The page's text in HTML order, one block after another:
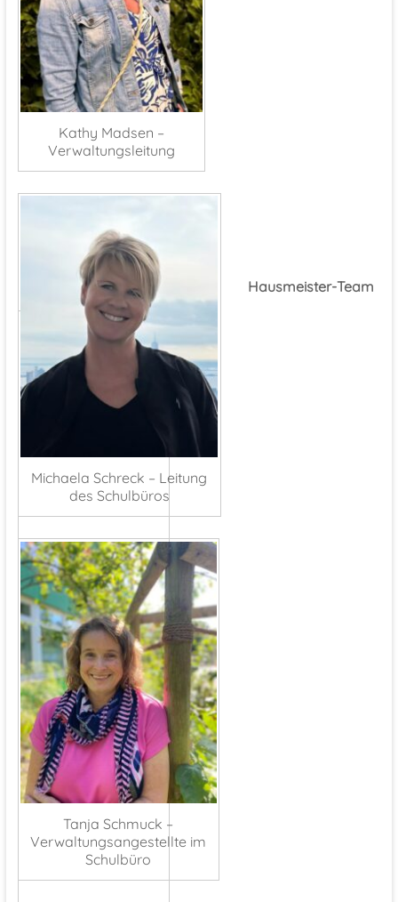
Kathy Madsen –
Verwaltungsleitung
Michaela Schreck – Leitung
des Schulbüros
Tanja Schmuck –
Verwaltungsangestellte im
Schulbüro
Hausmeister-Team